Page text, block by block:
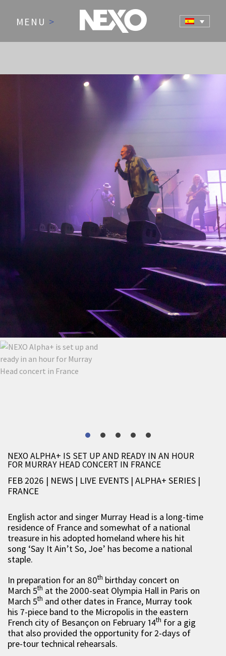
MENU >
NEWS AND EVENTS
NEXO ALPHA+ IS SET UP AND READY IN AN HOUR
FOR MURRAY HEAD CONCERT IN FRANCE
FEB 2026 | NEWS | LIVE EVENTS | ALPHA+ SERIES |
FRANCE
English actor and singer Murray Head is a long-time
residence of France and somewhat of a national
treasure in his adopted homeland where his hit
song ‘Say It Ain’t So, Joe’ has become a national
staple.
In preparation for an 80th birthday concert on
March 5th at the 2000-seat Olympia Hall in Paris on
March 5th and other dates in France, Murray took
his 7-piece band to the Micropolis in the eastern
French city of Besançon on February 14th for a gig
that also provided the opportunity for 2-days of
pre-tour technical rehearsals.